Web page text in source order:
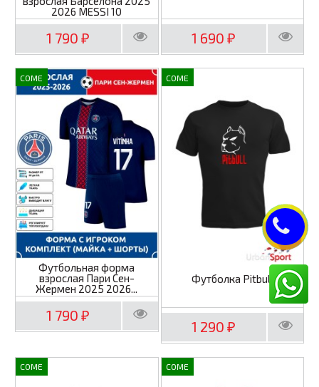
2026 MESSI 10
1 790₽ 1 690₽
COME
Футбольная форма
взрослая Пари Сен-
Жермен 2025 2026...
1 790₽
COME
Футболка Pitbull
1 290₽
COME COME